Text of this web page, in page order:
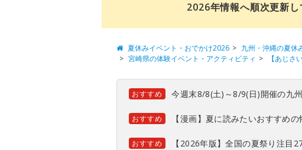
2026年情報へ順次更新
夏休みイベント・おでかけ2026 九州・沖縄の夏休
宮崎県の体験イベント・アクティビティ
【あじさ
おすすめ 今週末8/8(土)～8/9(日)開催の九
おすすめ 【漫画】夏に読みたいおすすめ
おすすめ 【2026年版】全国の夏祭り注目